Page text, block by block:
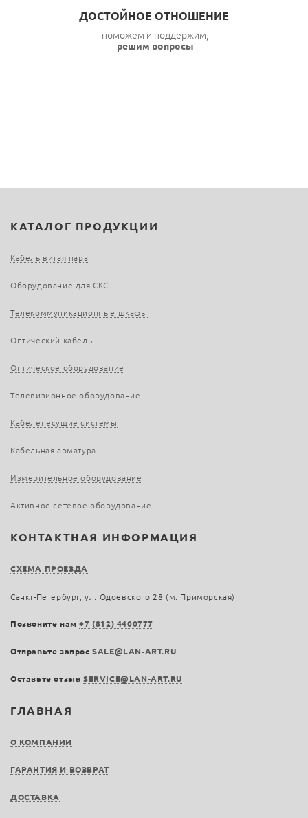
ДОСТОЙНОЕ ОТНОШЕНИЕ
поможем и поддержим,
решим вопросы
ГЛАВНАЯ
О КОМПАНИИ
ГАРАНТИЯ И ВОЗВРАТ
ДОСТАВКА
КАТАЛОГ ПРОДУКЦИИ
Кабель витая пара
Оборудование для СКС
Телекоммуникационные шкафы
Оптический кабель
Оптическое оборудование
Телевизионное оборудование
Кабеленесущие системы
Кабельная арматура
Измерительное оборудование
Активное сетевое оборудование
КОНТАКТНАЯ ИНФОРМАЦИЯ
СХЕМА ПРОЕЗДА
Санкт-Петербург, ул. Одоевского 28 (м. Приморская)
Позвоните нам+7 (812) 4400777
Отправьте запросSALE@LAN-ART.RU
Оставьте отзыв SERVICE@LAN-ART.RU